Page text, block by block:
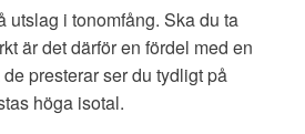
utslag i tonomfång. Ska du ta
är det därför en fördel med en
presterar ser du tydligt på
höga isotal.